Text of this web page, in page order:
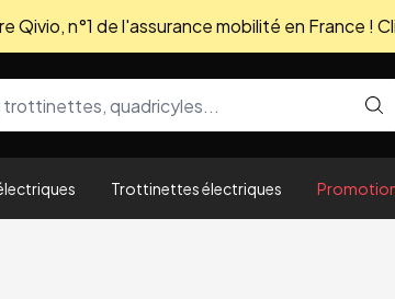
Qivio, n°1 de l'assurance mobilité en France !
Trottinettes électriques